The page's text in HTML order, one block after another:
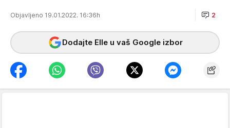
Objavljeno 19.01.2022. 16:36h 2
Dodajte Elle u vaš Google izbor